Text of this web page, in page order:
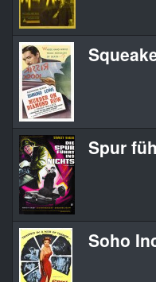
Spur
Soho